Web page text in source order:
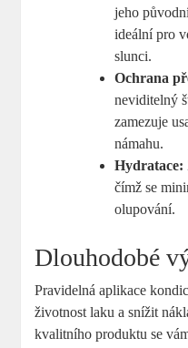
jeho
ideální pro
slunci.
Ochrana
neviditelný
zamezuje
námahu.
Hydratace:
čímž se
olupování.
Dlouhodobé
Pravidelná aplikace
životnost laku a snížit
kvalitního produktu se